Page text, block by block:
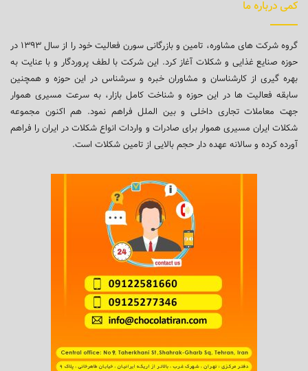
کمی درباره ما
گروه شرکت های مشاوره، تامین و بازرگانی سورن فعالیت خود را از سال ۱۳۹۳ در
حوزه صنایع غذایی و شکلات آغاز کرد. این شرکت با لطف پروردگار و با عنایت به
بهره گیری از کارشناسان و مشاوران خبره و سرشناس در این حوزه و همچنین
سابقه فعالیت ها در این حوزه و شناخت کامل بازار، به سرعت مسیری هموار
جهت معاملات تجاری داخلی و بین الملل فراهم نمود. هم اکنون مجموعه
شکلات ایران مسیری هموار برای صادرات و واردات انواع شکلات در ایران را فراهم
آورده کرده و سالانه عهده دار حجم بالایی از تامین شکلات است.